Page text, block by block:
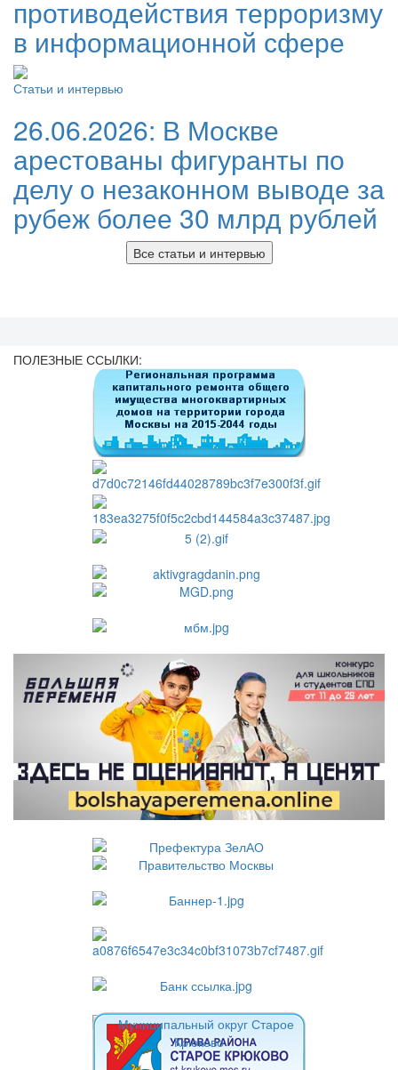
противодействия терроризму
в информационной сфере
Статьи и интервью
26.06.2026: В Москве
арестованы фигуранты по
делу о незаконном выводе за
рубеж более 30 млрд рублей
Все статьи и интервью
ПОЛЕЗНЫЕ ССЫЛКИ: